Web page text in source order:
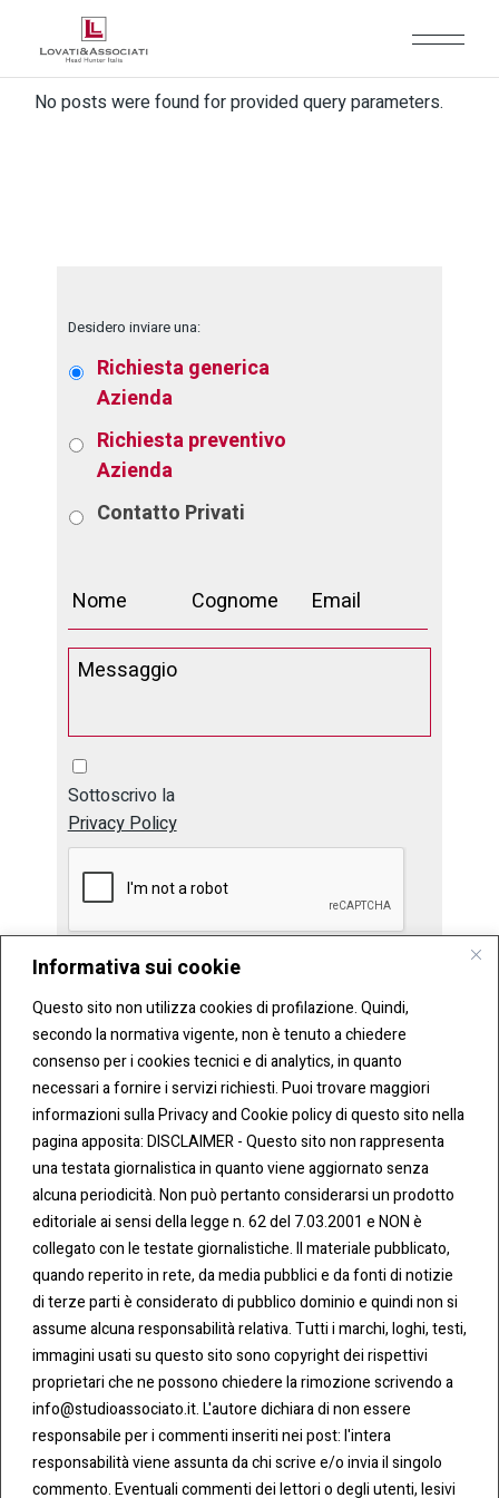
Informativa sui cookie
Questo sito non utilizza cookies di profilazione. Quindi,
secondo la normativa vigente, non è tenuto a chiedere
consenso per i cookies tecnici e di analytics, in quanto
necessari a fornire i servizi richiesti. Puoi trovare maggiori
informazioni sulla Privacy and Cookie policy di questo sito nella
pagina apposita: DISCLAIMER - Questo sito non rappresenta
una testata giornalistica in quanto viene aggiornato senza
alcuna periodicità. Non può pertanto considerarsi un prodotto
editoriale ai sensi della legge n. 62 del 7.03.2001 e NON è
collegato con le testate giornalistiche. Il materiale pubblicato,
quando reperito in rete, da media pubblici e da fonti di notizie
di terze parti è considerato di pubblico dominio e quindi non si
assume alcuna responsabilità relativa. Tutti i marchi, loghi, testi,
immagini usati su questo sito sono copyright dei rispettivi
proprietari che ne possono chiedere la rimozione scrivendo a
info@studioassociato.it. L'autore dichiara di non essere
responsabile per i commenti inseriti nei post: l'intera
responsabilità viene assunta da chi scrive e/o invia il singolo
commento. Eventuali commenti dei lettori o degli utenti, lesivi
No posts were found for provided query parameters.
Desidero inviare una:
Richiesta generica
Azienda
Richiesta preventivo
Azienda
Contatto Privati
Sottoscrivo la
Privacy Policy
CONT
ATTI
Tel:
0283438.482
Fax:
0283438.483
mail:
info@studioassociato.it
Via
Vittor
COO
KIE &
PRIV
ACY
Cookie
Policy
Privacy
Policy